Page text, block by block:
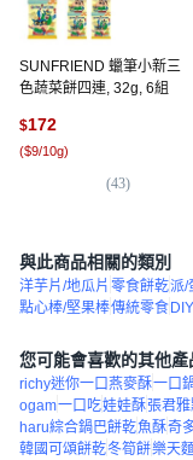
SUNFRIEND 蠟筆小新三
色蔬菜餅四連, 32g, 6組
$172
($9/10g)
(43)
與此商品相關的類別
洋芋片/地瓜片 零食餅乾派/
點心棒/堅果棒傳統零食
您可能會喜歡的其他產
richy迷你一口燕麥酥一口
ogam一口吃娃娃酥張君
haru綜合鍋巴餅乾魚酥奇
韓國可頌餅乾冬筍餅樂天